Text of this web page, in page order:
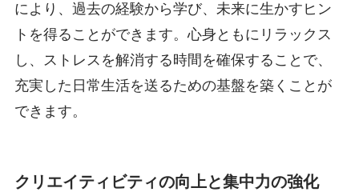
により、過去の経験から学び、未来に生かすヒン
トを得ることができます。心身ともにリラックス
し、ストレスを解消する時間を確保することで、
充実した日常生活を送るための基盤を築くことが
できます。
クリエイティビティの向上と集中力の強化